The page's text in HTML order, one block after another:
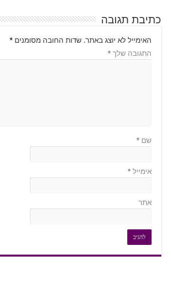
כתיבת תגובה
האימייל לא יוצג באתר. שדות החובה מסומנים*
התגובה שלך*
שם*
אימייל*
אתר